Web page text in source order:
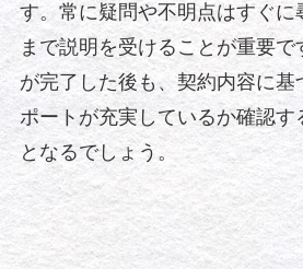
す。常に疑問や不明点はすぐに
まで説明を受けることが重要で
が完了した後も、契約内容に基
ポートが充実しているか確認す
となるでしょう。